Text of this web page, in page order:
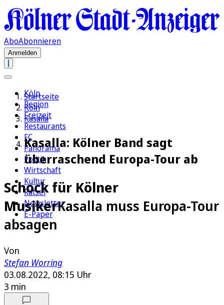
AboAbonnieren
Anmelden
Köln
Region
Freizeit
Restaurants
FC
Panorama
Politik
Wirtschaft
Kultur
Rätsel
Newsletter
E-Paper
Startseite
Köln
Kasalla
Kasalla: Kölner Band sagt
überraschend Europa-Tour ab
Schock für Kölner
MusikerKasalla muss Europa-Tour
absagen
Von
Stefan Worring
03.08.2022, 08:15 Uhr
3 min